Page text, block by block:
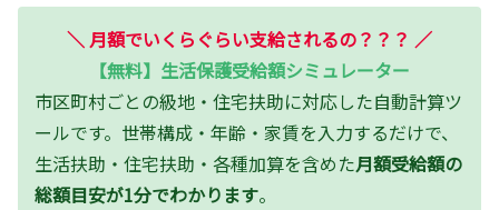
＼ 月額でいくらぐらい支給されるの？？？ ／
【無料】生活保護受給額シミュレーター
市区町村ごとの級地・住宅扶助に対応した自動計算ツ
ールです。世帯構成・年齢・家賃を入力するだけで、
生活扶助・住宅扶助・各種加算を含めた月額受給額の
総額目安が1分でわかります。